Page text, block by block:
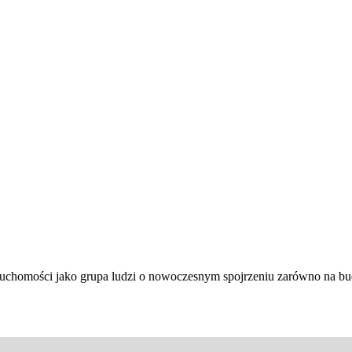
jako grupa ludzi o nowoczesnym spojrzeniu zarówno na